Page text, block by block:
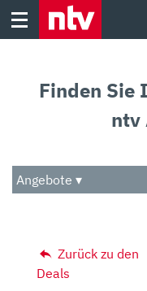
Skip
Audio
Das Beste
Finden Sie
ntv
Angebote ▾
Zurück zu den
Deals